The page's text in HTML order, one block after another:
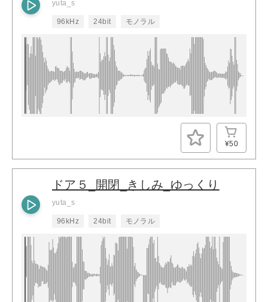
yuta_s
96kHz 24bit モノラル
¥50
ドア５_開閉_きしみ_ゆっくり
yuta_s
96kHz 24bit モノラル